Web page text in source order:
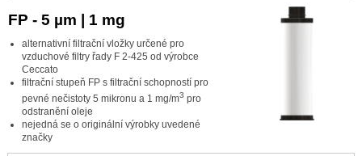
FP - 5 µm | 1 mg
alternativní filtrační vložky určené pro
vzduchové filtry řady F 2-425 od výrobce
Ceccato
filtrační stupeň FP s filtrační schopností pro
pevné nečistoty 5 mikronu a 1 mg/m3 pro
odstranění oleje
nejedná se o originální výrobky uvedené
značky